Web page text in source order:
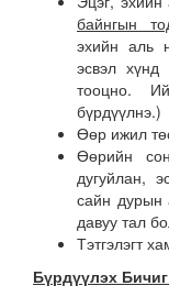
байнгын
эхийн аль
эсвэл хүнд
тооцно.
бүрдүүлнэ.)
Өөр ижил
Өөрийн
дугуйлан,
сайн дурын
давуу тал
Тэтгэлэгт
Бүрдүүлэх